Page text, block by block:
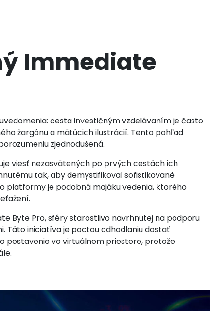
Immediate
cesta investičným vzdelávaním je často
žargónu a mätúcich ilustrácií. Tento pohľad
zjednodušená.
viesť nezasvätených po prvých cestách ich
tak, aby demystifikoval sofistikované
platformy je podobná majáku vedenia, ktorého
Byte Pro, sféry starostlivo navrhnutej na podporu
Táto iniciatíva je poctou odhodlaniu dostať
postavenie vo virtuálnom priestore, pretože